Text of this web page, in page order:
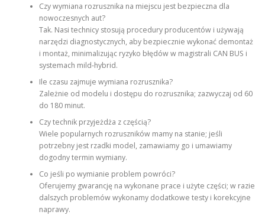
Czy wymiana rozrusznika na miejscu jest bezpieczna dla
nowoczesnych aut?
Tak. Nasi technicy stosują procedury producentów i używają
narzędzi diagnostycznych, aby bezpiecznie wykonać demontaż
i montaż, minimalizując ryzyko błędów w magistrali CAN BUS i
systemach mild‑hybrid.
Ile czasu zajmuje wymiana rozrusznika?
Zależnie od modelu i dostępu do rozrusznika; zazwyczaj od 60
do 180 minut.
Czy technik przyjeżdża z częścią?
Wiele popularnych rozruszników mamy na stanie; jeśli
potrzebny jest rzadki model, zamawiamy go i umawiamy
dogodny termin wymiany.
Co jeśli po wymianie problem powróci?
Oferujemy gwarancję na wykonane prace i użyte części; w razie
dalszych problemów wykonamy dodatkowe testy i korekcyjne
naprawy.